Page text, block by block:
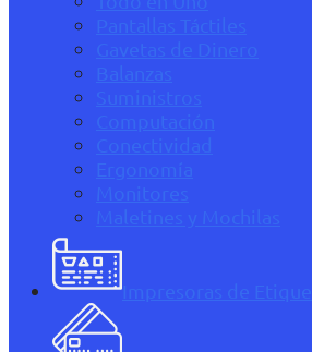
Pantallas Táctiles
Gavetas de Dinero
Balanzas
Suministros
Computación
Conectividad
Ergonomía
Monitores
Maletines y Mochilas
Impresoras de